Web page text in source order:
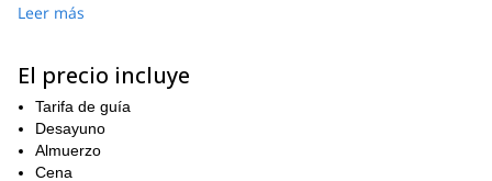
La ruta normal es una agradable caminata de un día con vistas
El programa comenzará con una aproximación de dos horas de
caminata que nos dejará justo debajo de la gran pared de granito
de la cara sur de la montaña. Allí tendremos una escalada de
400 metros, 5+ para llegar a una terraza de vivac, donde
pasaremos la noche.
Leer más
El precio incluye
Tarifa de guía
Desayuno
Almuerzo
Cena